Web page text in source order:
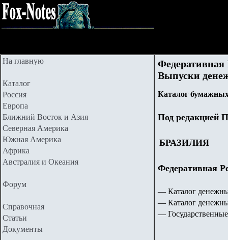
На главную
Каталог
Россия
Европа
Ближний Восток и Азия
Северная Америка
Южная Америка
Африка
Австралия и Океания
Форум
Справочная
Статьи
Документы
Федеративная
Выпуски
Каталог
Под редакцией
БРАЗИЛИЯ
Федеративная
— Каталог
— Каталог
—